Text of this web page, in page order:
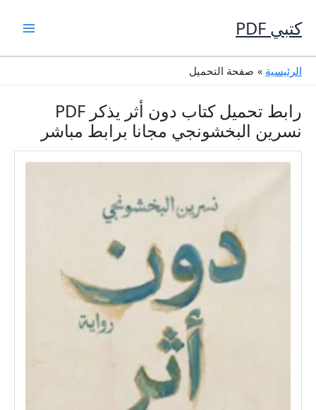
إلى
المحتوى
كتبي PDF
الرئيسية صفحة التحميل
رابط تحميل كتاب دون أثر يذكر PDF
نسرين البخشونجي مجانا برابط مباشر